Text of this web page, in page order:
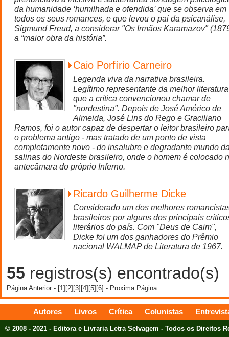
da humanidade ‘humilhada e ofendida’ que se observa em
todos os seus romances, e que levou o pai da psicanálise,
Sigmund Freud, a considerar "Os Irmãos Karamazov"
a “maior obra da história”.
Caio Porfírio Carneiro
Legenda viva da narrativa brasileira.
Legítimo representante da melhor literatura
que a crítica convencionou chamar de
"nordestina". Depois de José Américo de
Almeida, José Lins do Rego e Graciliano
Ramos, foi o autor capaz de despertar o leitor brasileiro
o problema antigo - mas tratado de um ponto de vista
completamente novo - do insalubre e degradante mundo
salinas do Nordeste brasileiro, onde o homem é colocado
antecâmara do próprio Inferno.
Ricardo Guilherme Dicke
Considerado um dos melhores
brasileiros por alguns dos principais
literários do país. Com "Deus de Caim",
Dicke foi um dos ganhadores do Prêmio
nacional WALMAP de Literatura de 1967.
55 registros(s) encontrado(s)
Página Anterior - [1][2][3][4][5][6] - Proxima Página
Autores Livros Crítica Colunistas
© 2008 - 2021 - Editora e Livraria Letra Selvagem - Todos os Direitos